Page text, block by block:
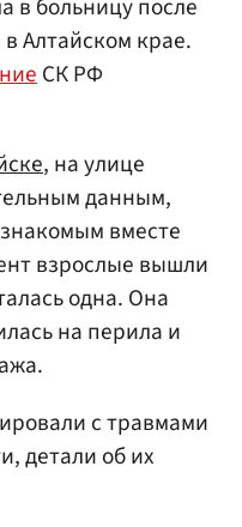
в больницу после
Алтайском крае.
СК РФ
, на улице
данным,
вместе
взрослые вышли
одна. Она
на перила и
с травмами
детали об их